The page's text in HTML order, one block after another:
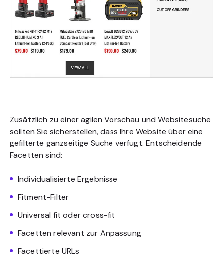
Zusätzlich zu einer agilen Vorschau und Websitesuche
sollten Sie sicherstellen, dass Ihre Website über eine
gefilterte ganzseitige Suche verfügt. Entscheidende
Facetten sind:
Individualisierte Ergebnisse
Fitment-Filter
Universal fit oder cross-fit
Facetten relevant zur Anpassung
Facettierte URLs